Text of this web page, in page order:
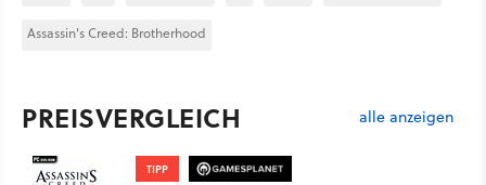
Assassin's Creed: Brotherhood
PREISVERGLEICH alle anzeigen
TIPP